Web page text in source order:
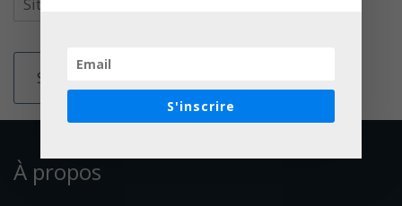
À propos
S'inscrire